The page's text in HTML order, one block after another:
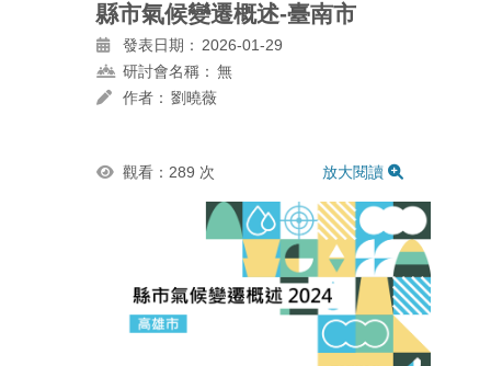
縣市氣候變遷概述-臺南市
發表日期： 2026-01-29
研討會名稱： 無
作者： 劉曉薇
觀看：289 次 放大閱讀